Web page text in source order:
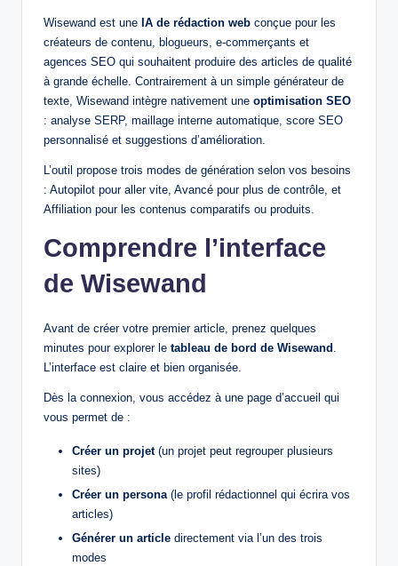
Wisewand est une IA de rédaction web conçue pour les
créateurs de contenu, blogueurs, e-commerçants et
agences SEO qui souhaitent produire des articles de qualité
à grande échelle. Contrairement à un simple générateur de
texte, Wisewand intègre nativement une optimisation SEO
: analyse SERP, maillage interne automatique, score SEO
personnalisé et suggestions d’amélioration.
L’outil propose trois modes de génération selon vos besoins
: Autopilot pour aller vite, Avancé pour plus de contrôle, et
Affiliation pour les contenus comparatifs ou produits.
Comprendre l’interface
de Wisewand
Avant de créer votre premier article, prenez quelques
minutes pour explorer le tableau de bord de Wisewand
L’interface est claire et bien organisée.
Dès la connexion, vous accédez à une page d’accueil qui
vous permet de :
Créer un projet(un projet peut regrouper plusieurs
sites)
Créer un persona(le profil rédactionnel qui écrira vos
articles)
Générer un article directement via l’un des trois
modes